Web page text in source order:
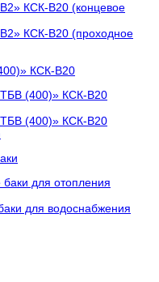
КСК-В20 (концевое
КСК-В20 (проходное
КСК-В20
ТБВ (400)» КСК-В20
ТБВ (400)» КСК-В20
для отопления
для водоснабжения